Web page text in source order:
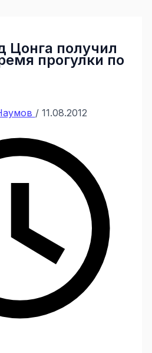
получил
прогулки по
/ 11.08.2012